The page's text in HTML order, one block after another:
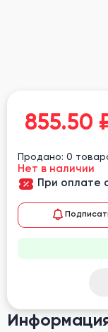
855.50
Продано: 0
Нет в наличии
При оплате